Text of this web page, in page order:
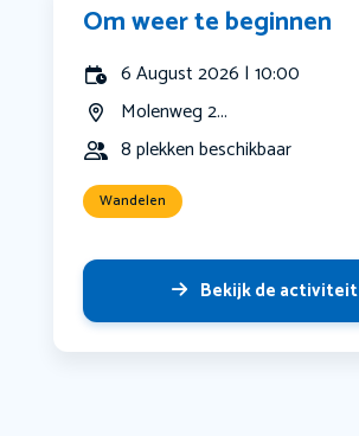
Om weer te beginnen
6 August 2026 | 10:00
Molenweg 2...
8 plekken beschikbaar
Wandelen
Bekijk de activiteit